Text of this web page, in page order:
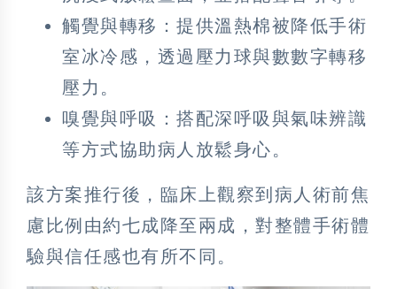
觸覺與轉移：提供溫熱棉被降低手術
室冰冷感，透過壓力球與數數字轉移
壓力。
嗅覺與呼吸：搭配深呼吸與氣味辨識
等方式協助病人放鬆身心。
該方案推行後，臨床上觀察到病人術前焦
慮比例由約七成降至兩成，對整體手術體
驗與信任感也有所不同。